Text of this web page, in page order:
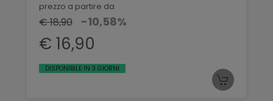
prezzo a partire da
€ 18,90 -10,58%
€ 16,90
DISPONIBILE IN 3 GIORNI